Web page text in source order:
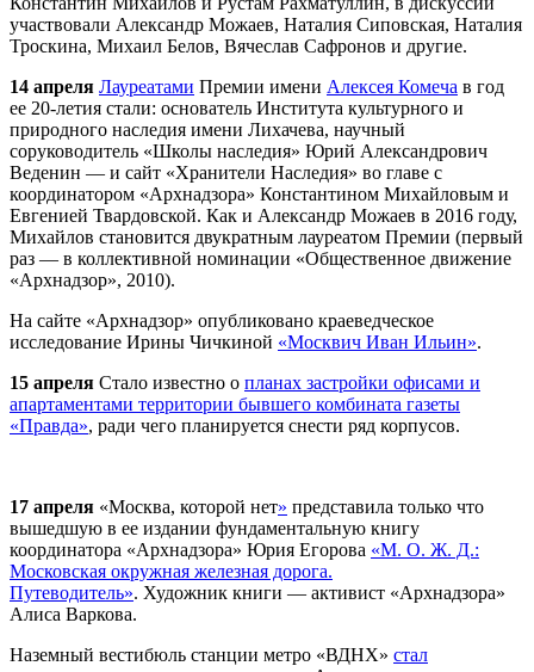
участвовали Александр Можаев, Наталия Сиповская, Наталия
Троскина, Михаил Белов, Вячеслав Сафронов и другие.
14 апреля Лауреатами Премии имени Алексея Комеча в год
ее 20-летия стали: основатель Института культурного и
природного наследия имени Лихачева, научный
соруководитель «Школы наследия» Юрий Александрович
Веденин — и сайт «Хранители Наследия» во главе с
координатором «Архнадзора» Константином Михайловым и
Евгенией Твардовской. Как и Александр Можаев в 2016 году,
Михайлов становится двукратным лауреатом Премии (первый
раз — в коллективной номинации «Общественное движение
«Архнадзор», 2010).
На сайте «Архнадзор» опубликовано краеведческое
исследование Ирины Чичкиной «Москвич Иван Ильин».
15 апреля Стало известно о планах застройки офисами и
апартаментами территории бывшего комбината газеты
«Правда», ради чего планируется снести ряд корпусов.
17 апреля «Москва, которой нет» представила только что
вышедшую в ее издании фундаментальную книгу
координатора «Архнадзора» Юрия Егорова «М. О. Ж. Д.:
Московская окружная железная дорога.
Путеводитель». Художник книги — активист «Архнадзора»
Алиса Варкова.
Наземный вестибюль станции метро «ВДНХ» стал